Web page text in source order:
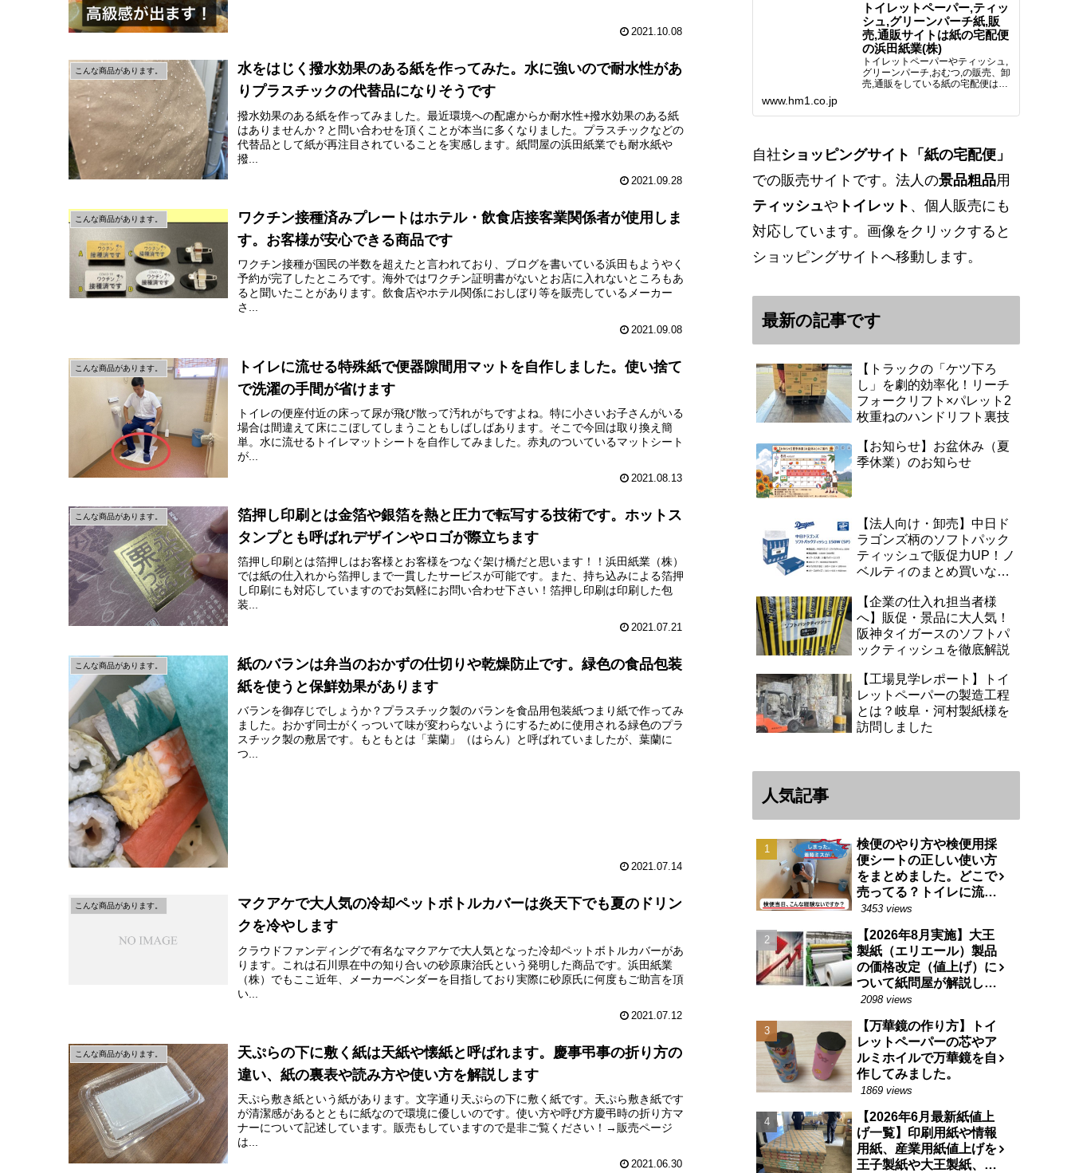
2021.10.08
こんな商品があります。
水をはじく撥水効果のある紙を作ってみた。水に強いので耐水性があ
りプラスチックの代替品になりそうです
撥水効果のある紙を作ってみました。最近環境への配慮からか耐水性+撥水効果のある紙
はありませんか？と問い合わせを頂くことが本当に多くなりました。プラスチックなどの
代替品として紙が再注目されていることを実感します。紙問屋の浜田紙業でも耐水紙や
撥...
2021.09.28
こんな商品があります。
ワクチン接種済みプレートはホテル・飲食店接客業関係者が使用しま
す。お客様が安心できる商品です
ワクチン接種が国民の半数を超えたと言われており、ブログを書いている浜田もようやく
予約が完了したところです。海外ではワクチン証明書がないとお店に入れないところもあ
ると聞いたことがあります。飲食店やホテル関係におしぼり等を販売しているメーカー
さ...
2021.09.08
こんな商品があります。
トイレに流せる特殊紙で便器隙間用マットを自作しました。使い捨て
で洗濯の手間が省けます
トイレの便座付近の床って尿が飛び散って汚れがちですよね。特に小さいお子さんがいる
場合は間違えて床にこぼしてしまうこともしばしばあります。そこで今回は取り換え簡
単。水に流せるトイレマットシートを自作してみました。赤丸のついているマットシート
が...
2021.08.13
こんな商品があります。
箔押し印刷とは金箔や銀箔を熱と圧力で転写する技術です。ホットス
タンプとも呼ばれデザインやロゴが際立ちます
箔押し印刷とは箔押しはお客様とお客様をつなぐ架け橋だと思います！！浜田紙業（株）
では紙の仕入れから箔押しまで一貫したサービスが可能です。また、持ち込みによる箔押
し印刷にも対応していますのでお気軽にお問い合わせ下さい！箔押し印刷は印刷した包
装...
2021.07.21
こんな商品があります。
紙のバランは弁当のおかずの仕切りや乾燥防止です。緑色の食品包装
紙を使うと保鮮効果があります
バランを御存じでしょうか？プラスチック製のバランを食品用包装紙つまり紙で作ってみ
ました。おかず同士がくっついて味が変わらないようにするために使用される緑色のプラ
スチック製の敷居です。もともとは「葉蘭」（はらん）と呼ばれていましたが、葉蘭に
つ...
2021.07.14
こんな商品があります。
マクアケで大人気の冷却ペットボトルカバーは炎天下でも夏のドリン
クを冷やします
クラウドファンディングで有名なマクアケで大人気となった冷却ペットボトルカバーがあ
ります。これは石川県在中の知り合いの砂原康治氏という発明した商品です。浜田紙業
（株）でもここ近年、メーカーベンダーを目指しており実際に砂原氏に何度もご助言を頂
い...
2021.07.12
こんな商品があります。
天ぷらの下に敷く紙は天紙や懐紙と呼ばれます。慶事弔事の折り方の
違い、紙の裏表や読み方や使い方を解説します
天ぷら敷き紙という紙があります。文字通り天ぷらの下に敷く紙です。天ぷら敷き紙です
が清潔感があるとともに紙なので環境に優しいのです。使い方や呼び方慶弔時の折り方マ
ナーについて記述しています。販売もしていますので是非ご覧ください！→販売ページ
は...
2021.06.30
トイレットペーパー,ティッ
シュ,グリーンパーチ紙,販
売,通販サイトは紙の宅配便
の浜田紙業(株)
トイレットペーパーやティッシュ,
グリーンパーチ,おむつ,の販売、卸
売,通販をしている紙の宅配便は創
ト決済各種対応しています。歴史
www.hm1.co.jp
自社ショッピングサイト「紙の宅配便」
での販売サイトです。法人の景品粗品用
ティッシュや トイレット 、個人販売にも
対応しています。画像をクリックすると
ショッピングサイトへ移動します。
最新の記事です
【トラックの「ケツ下ろ
し」を劇的効率化！リーチ
フォークリフト×パレット2
枚重ねのハンドリフト裏技
【お知らせ】お盆休み（夏
季休業）のお知らせ
【法人向け・卸売】中日ド
ラゴンズ柄のソフトパック
ティッシュで販促力UP！ノ
ベルティのまとめ買いなら
【企業の仕入れ担当者様
へ】販促・景品に大人気！
阪神タイガースのソフトパ
ックティッシュを徹底解説
【工場見学レポート】トイ
レットペーパーの製造工程
とは？岐阜・河村製紙様を
訪問しました
人気記事
検便のやり方や検便用採
便シートの正しい使い方
をまとめました。どこで
売ってる？トイレに流せ
る特殊な紙です。
3453 views
【2026年8月実施】大王
製紙（エリエール）製品
の価格改定（値上げ）に
ついて紙問屋が解説しま
す
2098 views
【万華鏡の作り方】トイ
レットペーパーの芯やア
ルミホイルで万華鏡を自
作してみました。
1869 views
【2026年6月最新紙値上
げ一覧】印刷用紙や情報
用紙、産業用紙値上げを
王子製紙や大王製紙、日